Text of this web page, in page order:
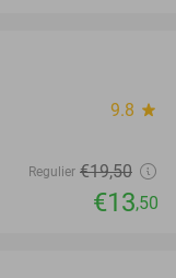
9.8 star
Regulier €19,50
€13,50